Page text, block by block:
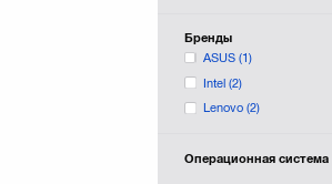
Бренды
ASUS(1)
Intel(2)
Lenovo(2)
Операционная система